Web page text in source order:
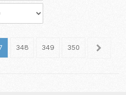
348 349 350 351